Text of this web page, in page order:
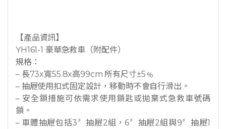
【產品資訊】
YH161-1 豪華急救車（附配件）
規格：
– 長73x寬55.8x高99cm 所有尺寸±5﹪
– 抽屜使用扣式固定設計，移動時不會自行滑出。
– 安全鎖措施可依需求使用鎖匙或拋棄式急救車號碼
鎖。
– 車體抽屜包括3〞抽屜2組，6〞抽屜2組與9〞抽屜1